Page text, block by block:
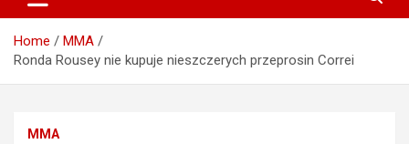
Home
MMA
Ronda Rousey nie kupuje nieszczerych przeprosin Correi
MMA